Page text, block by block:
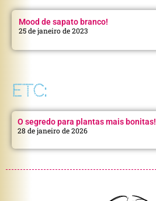
Mood de sapato branco!
25 de janeiro de 2023
ETC:
O segredo para plantas mais bonitas!
28 de janeiro de 2026